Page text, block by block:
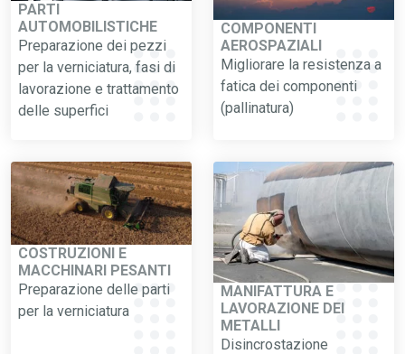
PARTI
AUTOMOBILISTICHE
Preparazione dei pezzi
per la verniciatura, fasi di
lavorazione e trattamento
delle superfici
COMPONENTI
AEROSPAZIALI
Migliorare la resistenza a
fatica dei componenti
(pallinatura)
COSTRUZIONI E
MACCHINARI PESANTI
Preparazione delle parti
per la verniciatura
MANIFATTURA E
LAVORAZIONE DEI
METALLI
Disincrostazione